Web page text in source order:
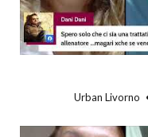
Urban Livorno